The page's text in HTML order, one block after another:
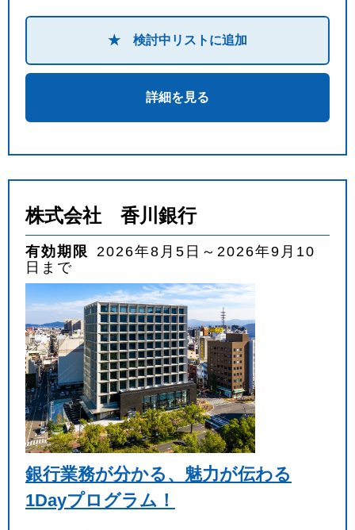
★ 検討中リストに追加
詳細を見る
株式会社 香川銀行
有効期限
2026年8月5日～2026年9月10
日まで
銀行業務が分かる、魅力が伝わる
1Dayプログラム！